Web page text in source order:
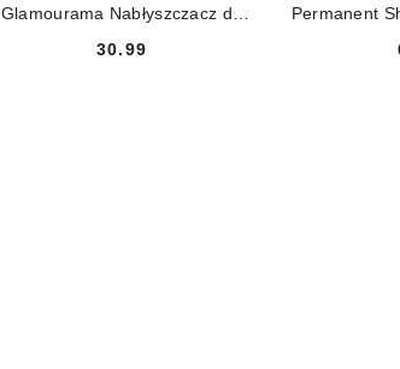
Glamourama Nabłyszczacz do
Cena:
30.99
Permanent